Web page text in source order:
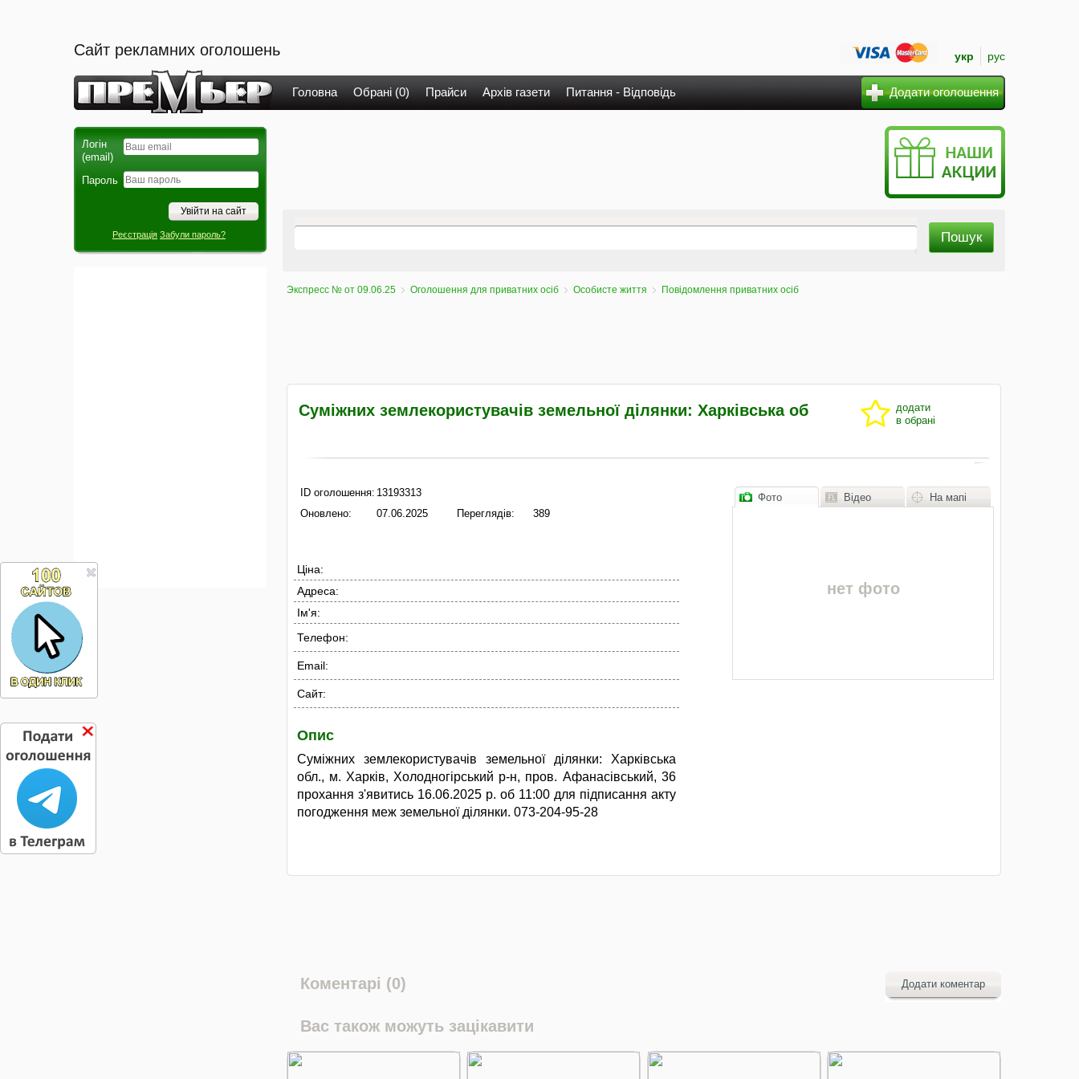
Сайт рекламних оголошень укр рус
Головна Обрані (0) Прайси Архів газети Питання - Відповідь Додати оголошення
Логін
(email)
Пароль
Реєстрація Забули пароль?
Экспресс № от 09.06.25 Оголошення для приватних осіб Особисте життя Повідомлення приватних осіб
Суміжних землекористувачів земельної ділянки: Харківська об
додати
в обрані
ID оголошення: 13193313
Оновлено:
07.06.2025 Переглядів: 389
Ціна:
Адреса:
Ім'я:
Телефон:
Email:
Сайт:
Опис
Суміжних землекористувачів земельної ділянки: Харківська
обл., м. Харків, Холодногірський р-н, пров. Афанасівський, 36
прохання з'явитись 16.06.2025 р. об 11:00 для підписання акту
погодження меж земельної ділянки. 073-204-95-28
Фото Відео На мапі
нет фото
Коментарі (0) Додати коментар
Вас також можуть зацікавити